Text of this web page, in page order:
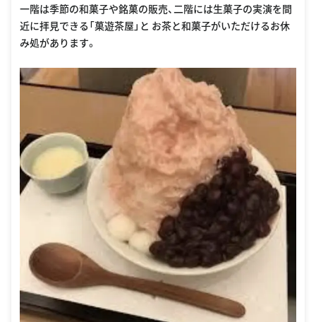
一階は季節の和菓子や銘菓の販売、二階には生菓子の実演を間
近に拝見できる「菓遊茶屋」と お茶と和菓子がいただけるお休
み処があります。